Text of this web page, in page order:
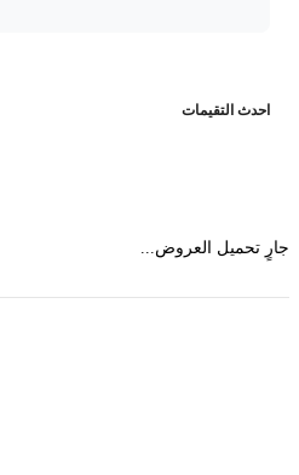
التقيمات
تحميل العروض...